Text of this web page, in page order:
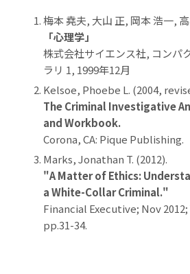
梅本 堯夫, 大山 正, 岡本 浩一,
「心理学」
株式会社サイエンス社, コンパ
ラリ 1, 1999年12月
Kelsoe, Phoebe L. (2004,
The Criminal Investigative
and Workbook.
Corona, CA: Pique Publishing.
Marks, Jonathan T. (2012).
"A Matter of Ethics:
a White-Collar Criminal."
Financial Executive; Nov 2012;
pp.31-34.